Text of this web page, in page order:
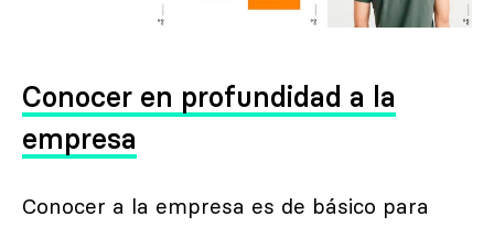
Conocer en profundidad a la
empresa
Conocer a la empresa es de básico para